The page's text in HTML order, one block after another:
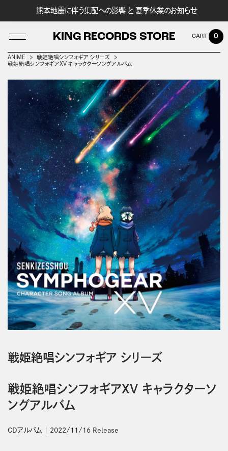
熊本地震に伴う集配への影響 と 夏季休業のお知らせ
KING RECORDS STORE
LOG IN
0
ANIME
戦姫絶唱シンフォギア シリーズ
戦姫絶唱シンフォギアXV キャラクターソングアルバム
戦姫絶唱シンフォギア シリーズ
戦姫絶唱シンフォギアXV キャラクターソ
ングアルバム
CDアルバム 2022/11/16 Release